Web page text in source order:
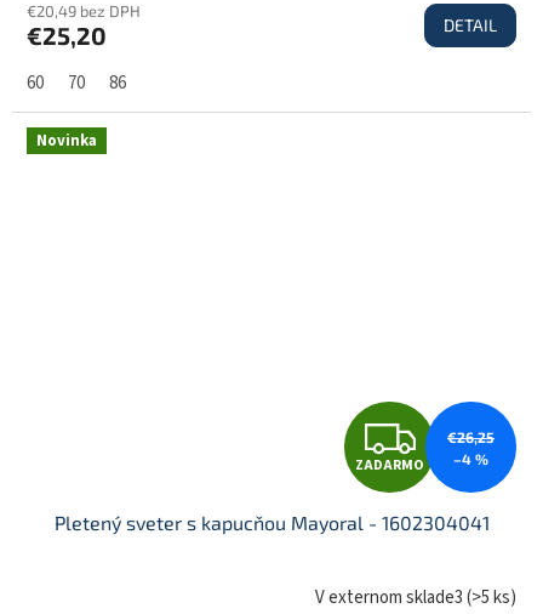
A
R
€20,49 bez DPH
€25,20 DETAIL
60 70 86
Novinka
Z
A
D
ZADARMO
€26,25
–4 %
Pletený sveter s kapucňou Mayoral - 1602304041
V externom sklade3(>5 ks)